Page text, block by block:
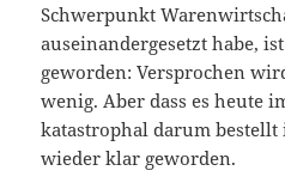
Schwerpunkt
auseinandergesetzt habe,
geworden: Versprochen
wenig. Aber dass es heute
katastrophal darum
wieder klar geworden.